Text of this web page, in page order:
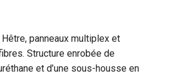
Hêtre, panneaux multiplex et
Structure enrobée de
et d’une sous-housse en